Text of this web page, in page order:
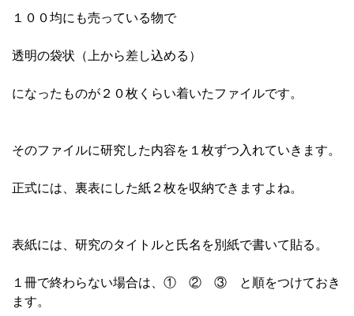
１００均にも売っている物で
透明の袋状（上から差し込める）
になったものが２０枚くらい着いたファイルです。
そのファイルに研究した内容を１枚ずつ入れていきます。
正式には、裏表にした紙２枚を収納できますよね。
表紙には、研究のタイトルと氏名を別紙で書いて貼る。
１冊で終わらない場合は、① ② ③ と順をつけておき
ます。